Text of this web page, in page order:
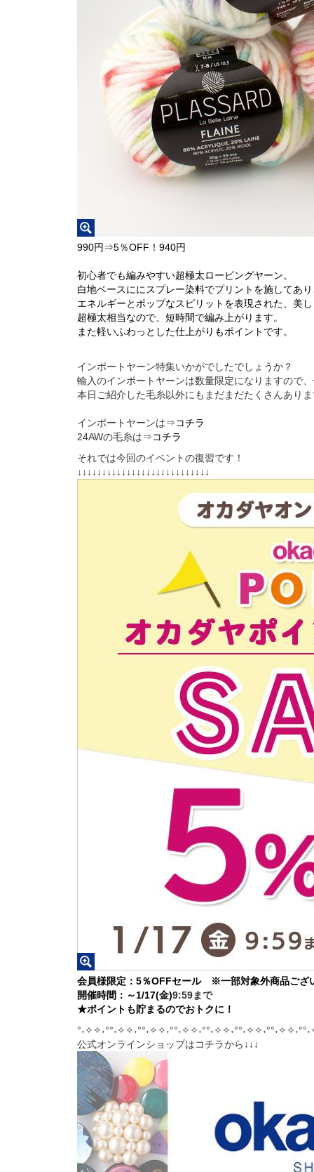
990円⇒5％OFF！940円
初心者でも編みやすい超極太ロービングヤーン。
白地ベースににスプレー染料でプリントを施してあ
エネルギーとポップなスピリットを表現された、美
超極太相当なので、短時間で編み上がります。
また軽いふわっとした仕上がりもポイントです。
インポートヤーン特集いかがでしたでしょうか？
輸入のインポートヤーンは数量限定になりますので
本日ご紹介した毛糸以外にもまだまだたくさんあり
インポートヤーンは⇒コチラ
24AWの毛糸は⇒コチラ
それでは今回のイベントの復習です！
↓↓↓↓↓↓↓↓↓↓↓↓↓↓↓↓↓↓↓↓↓↓↓↓↓↓↓
会員様限定：5％OFFセール ※一部対象外商品ござ
開催時間：～1/17(金)9:59まで
★ポイントも貯まるのでおトクに！
公式オンラインショップはコチラから↓↓↓